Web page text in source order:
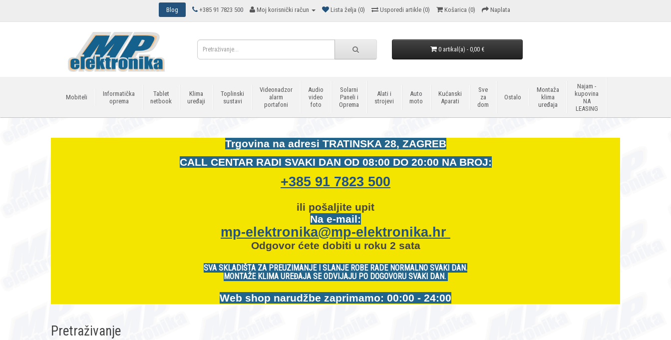
Blog +385 91 7823 500 Moj korisnički račun Lista želja (0) Usporedi artikle (0) Košarica (0) Naplata
0 artikal(a) - 0,00 €
Mobiteli
Informatička
oprema
Tablet
netbook
Klima
uređaji
Toplinski
sustavi
Videonadzor
alarm
portafoni
Audio
video
foto
Solarni
Paneli i
Oprema
Alati i
strojevi
Auto
moto
Kućanski
Aparati
Sve
za
dom
Ostalo
Montaža
klima
uređaja
Najam -
kupovina
NA
LEASING
Trgovina na adresi TRATINSKA 28, ZAGREB
CALL CENTAR RADI SVAKI DAN OD 08:00 DO 20:00 NA BROJ:
+385 91 7823 500
ili pošaljite upit
Na e-mail:
mp-elektronika@mp-elektronika.hr
Odgovor ćete dobiti u roku 2 sata
SVA SKLADIŠTA ZA PREUZIMANJE I SLANJE ROBE RADE NORMALNO SVAKI DAN.
MONTAŽE KLIMA UREĐAJA SE ODVIJAJU PO DOGOVORU SVAKI DAN.
Web shop narudžbe zaprimamo: 00:00 - 24:00
Pretraživanje